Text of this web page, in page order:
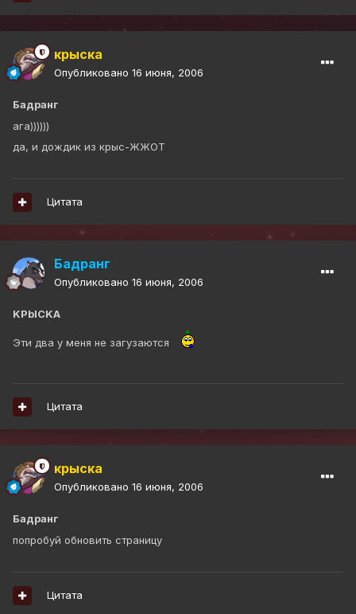
крыска
Опубликовано 16 июня, 2006
Бадранг
ага))))))
да, и дождик из крыс-ЖЖОТ
Цитата
Бадранг
Опубликовано 16 июня, 2006
KPbICKA
Эти два у меня не загузаются
Цитата
крыска
Опубликовано 16 июня, 2006
Бадранг
попробуй обновить страницу
Цитата